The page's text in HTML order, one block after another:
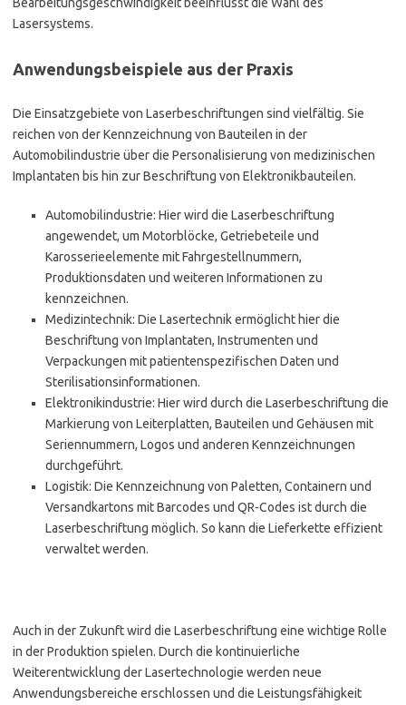
Lasersystems.
Anwendungsbeispiele aus der Praxis
Die Einsatzgebiete von Laserbeschriftungen sind vielfältig. Sie
reichen von der Kennzeichnung von Bauteilen in der
Automobilindustrie über die Personalisierung von medizinischen
Implantaten bis hin zur Beschriftung von Elektronikbauteilen.
Automobilindustrie: Hier wird die Laserbeschriftung
angewendet, um Motorblöcke, Getriebeteile und
Karosserieelemente mit Fahrgestellnummern,
Produktionsdaten und weiteren Informationen zu
kennzeichnen.
Medizintechnik: Die Lasertechnik ermöglicht hier die
Beschriftung von Implantaten, Instrumenten und
Verpackungen mit patientenspezifischen Daten und
Sterilisationsinformationen.
Elektronikindustrie: Hier wird durch die Laserbeschriftung die
Markierung von Leiterplatten, Bauteilen und Gehäusen mit
Seriennummern, Logos und anderen Kennzeichnungen
durchgeführt.
Logistik: Die Kennzeichnung von Paletten, Containern und
Versandkartons mit Barcodes und QR-Codes ist durch die
Laserbeschriftung möglich. So kann die Lieferkette effizient
verwaltet werden.
Auch in der Zukunft wird die Laserbeschriftung eine wichtige Rolle
in der Produktion spielen. Durch die kontinuierliche
Weiterentwicklung der Lasertechnologie werden neue
Anwendungsbereiche erschlossen und die Leistungsfähigkeit